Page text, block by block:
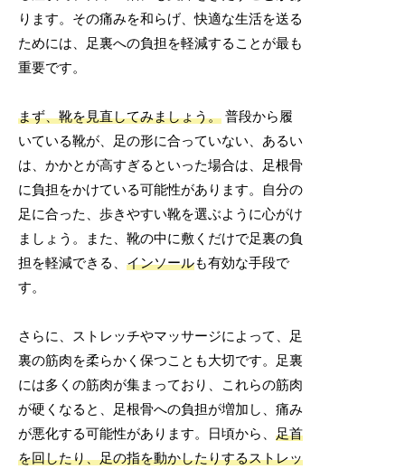
ります。その痛みを和らげ、快適な生活を送る
ためには、足裏への負担を軽減することが最も
重要です。
まず、靴を見直してみましょう。 普段から履
いている靴が、足の形に合っていない、あるい
は、かかとが高すぎるといった場合は、足根骨
に負担をかけている可能性があります。自分の
足に合った、歩きやすい靴を選ぶように心がけ
ましょう。また、靴の中に敷くだけで足裏の負
担を軽減できる、インソールも有効な手段で
す。
さらに、ストレッチやマッサージによって、足
裏の筋肉を柔らかく保つことも大切です。足裏
には多くの筋肉が集まっており、これらの筋肉
が硬くなると、足根骨への負担が増加し、痛み
が悪化する可能性があります。日頃から、足首
を回したり、足の指を動かしたりするストレッ